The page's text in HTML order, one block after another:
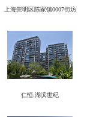
上海崇明区陈家镇0007街坊
仁恒.湖滨世纪